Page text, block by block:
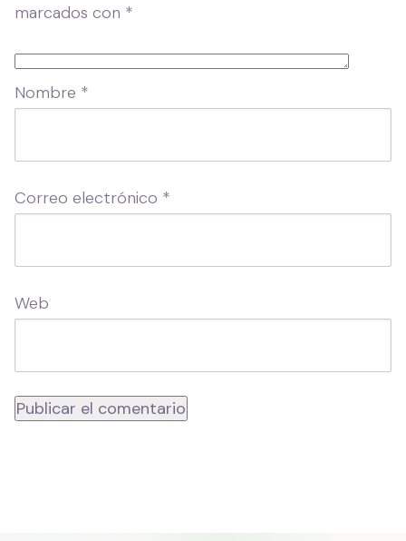
marcados con *
Nombre *
Correo electrónico *
Web